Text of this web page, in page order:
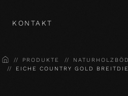
KONTAKT
HOMEPRODUKTE
EICHE COUNTRY GOLD